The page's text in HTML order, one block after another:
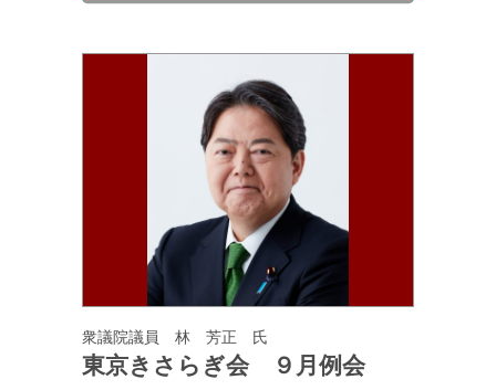
衆議院議員 林 芳正 氏
東京きさらぎ会 ９月例会